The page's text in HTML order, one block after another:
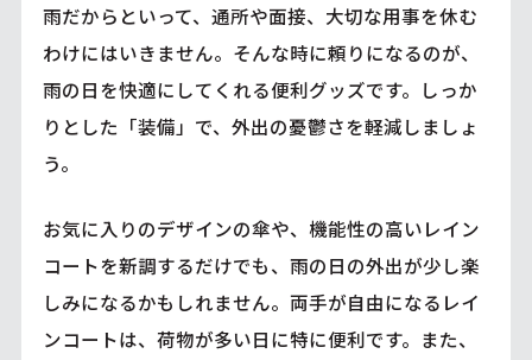
雨だからといって、通所や面接、大切な用事を休む
わけにはいきません。そんな時に頼りになるのが、
雨の日を快適にしてくれる便利グッズです。しっか
りとした「装備」で、外出の憂鬱さを軽減しましょ
う。
お気に入りのデザインの傘や、機能性の高いレイン
コートを新調するだけでも、雨の日の外出が少し楽
しみになるかもしれません。両手が自由になるレイ
ンコートは、荷物が多い日に特に便利です。また、